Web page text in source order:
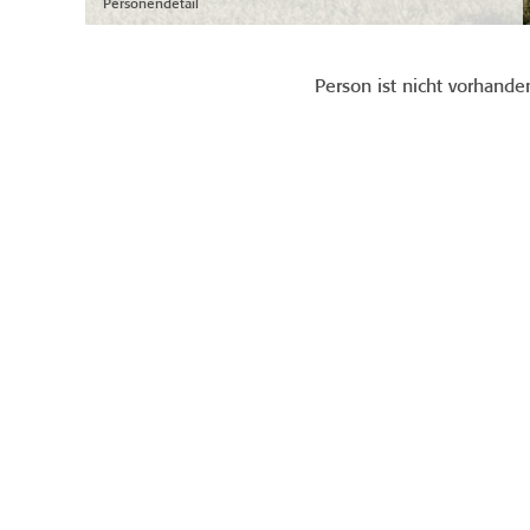
Personendetail
Person ist nicht